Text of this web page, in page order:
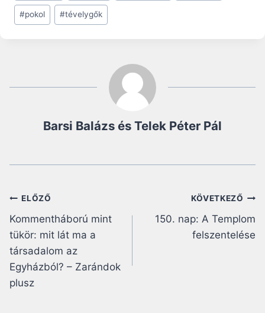
#pokol #tévelygők
Barsi Balázs és Telek Péter Pál
Bejegyzés
navigáció
ELŐZŐ
Kommentháború mint
tükör: mit lát ma a
társadalom az
Egyházból? – Zarándok
plusz
KÖVETKEZŐ
150. nap: A Templom
felszentelése